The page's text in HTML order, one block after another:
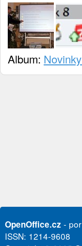
Album:
OpenOffice.cz -
ISSN: 1214-9608